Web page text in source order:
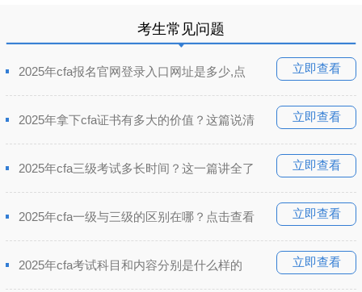
考生常见问题
立即查看
2025年cfa报名官网登录入口网址是多少,点
立即查看
2025年拿下cfa证书有多大的价值？这篇说清
立即查看
2025年cfa三级考试多长时间？这一篇讲全了
立即查看
2025年cfa一级与三级的区别在哪？点击查看
立即查看
2025年cfa考试科目和内容分别是什么样的